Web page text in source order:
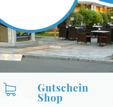
Gutschein
Shop